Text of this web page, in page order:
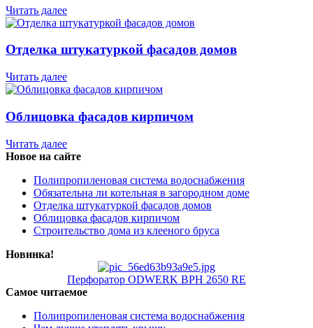
Читать далее
Отделка штукатуркой фасадов домов
Читать далее
Облицовка фасадов кирпичом
Читать далее
Новое на сайте
Полипропиленовая система водоснабжения
Обязательна ли котельная в загородном доме
Отделка штукатуркой фасадов домов
Облицовка фасадов кирпичом
Строительство дома из клееного бруса
Новинка!
Перфоратор ODWERK BPH 2650 RE
Самое читаемое
Полипропиленовая система водоснабжения